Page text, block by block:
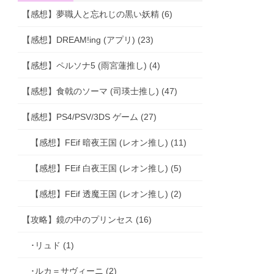
【感想】夢職人と忘れじの黒い妖精 (6)
【感想】DREAM!ing (アプリ) (23)
【感想】ペルソナ5 (雨宮蓮推し) (4)
【感想】食戟のソーマ (司瑛士推し) (47)
【感想】PS4/PSV/3DS ゲーム (27)
【感想】FEif 暗夜王国 (レオン推し) (11)
【感想】FEif 白夜王国 (レオン推し) (5)
【感想】FEif 透魔王国 (レオン推し) (2)
【攻略】鏡の中のプリンセス (16)
･リュド (1)
･ルカ＝サヴィーニ (2)